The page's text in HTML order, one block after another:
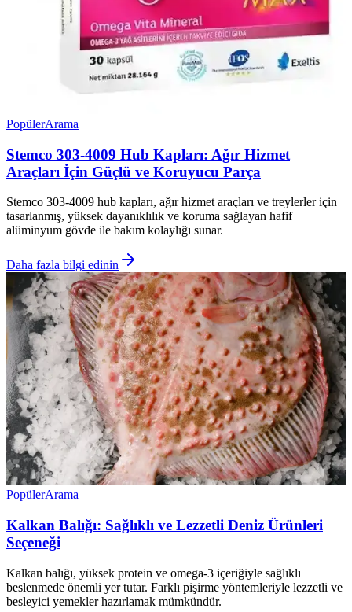
PopülerArama
Stemco 303-4009 Hub Kapları: Ağır Hizmet
Araçları İçin Güçlü ve Koruyucu Parça
Stemco 303-4009 hub kapları, ağır hizmet araçları ve treylerler için
tasarlanmış, yüksek dayanıklılık ve koruma sağlayan hafif
alüminyum gövde ile bakım kolaylığı sunar.
Daha fazla bilgi edinin
PopülerArama
Kalkan Balığı: Sağlıklı ve Lezzetli Deniz Ürünleri
Seçeneği
Kalkan balığı, yüksek protein ve omega-3 içeriğiyle sağlıklı
beslenmede önemli yer tutar. Farklı pişirme yöntemleriyle lezzetli ve
besleyici yemekler hazırlamak mümkündür.